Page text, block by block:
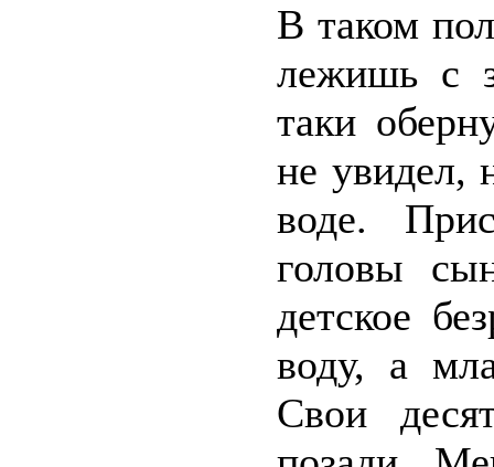
В таком
лежишь с
таки
не увидел,
воде.
головы
детское
воду, а
Свои